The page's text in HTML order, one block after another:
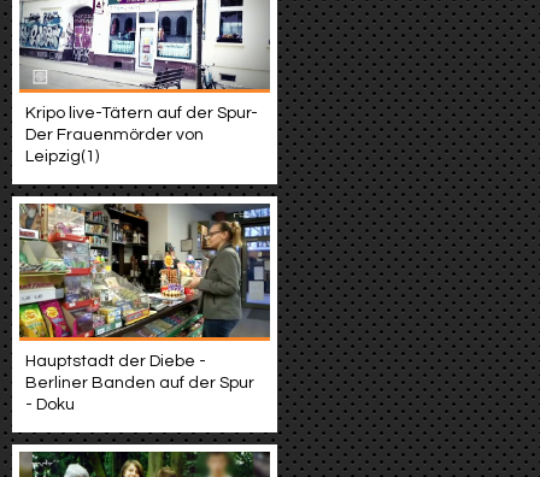
Kripo live-Tätern auf der Spur-
Der Frauenmörder von
Leipzig(1)
Hauptstadt der Diebe -
Berliner Banden auf der Spur
- Doku